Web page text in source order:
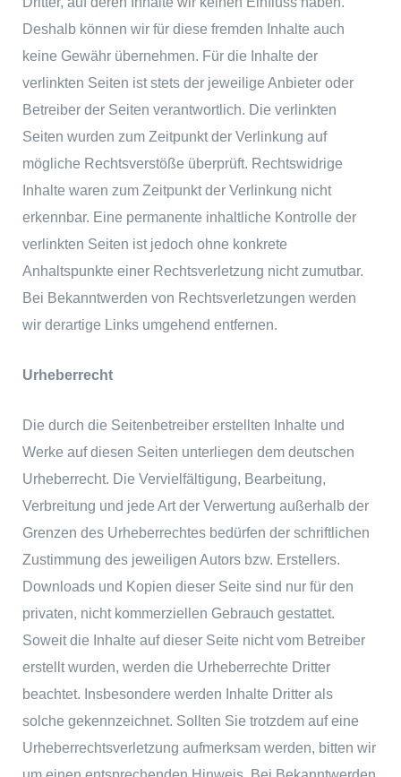
Deshalb können wir für diese fremden Inhalte auch
keine Gewähr übernehmen. Für die Inhalte der
verlinkten Seiten ist stets der jeweilige Anbieter oder
Betreiber der Seiten verantwortlich. Die verlinkten
Seiten wurden zum Zeitpunkt der Verlinkung auf
mögliche Rechtsverstöße überprüft. Rechtswidrige
Inhalte waren zum Zeitpunkt der Verlinkung nicht
erkennbar. Eine permanente inhaltliche Kontrolle der
verlinkten Seiten ist jedoch ohne konkrete
Anhaltspunkte einer Rechtsverletzung nicht zumutbar.
Bei Bekanntwerden von Rechtsverletzungen werden
wir derartige Links umgehend entfernen.
Urheberrecht
Die durch die Seitenbetreiber erstellten Inhalte und
Werke auf diesen Seiten unterliegen dem deutschen
Urheberrecht. Die Vervielfältigung, Bearbeitung,
Verbreitung und jede Art der Verwertung außerhalb der
Grenzen des Urheberrechtes bedürfen der schriftlichen
Zustimmung des jeweiligen Autors bzw. Erstellers.
Downloads und Kopien dieser Seite sind nur für den
privaten, nicht kommerziellen Gebrauch gestattet.
Soweit die Inhalte auf dieser Seite nicht vom Betreiber
erstellt wurden, werden die Urheberrechte Dritter
beachtet. Insbesondere werden Inhalte Dritter als
solche gekennzeichnet. Sollten Sie trotzdem auf eine
Urheberrechtsverletzung aufmerksam werden, bitten wir